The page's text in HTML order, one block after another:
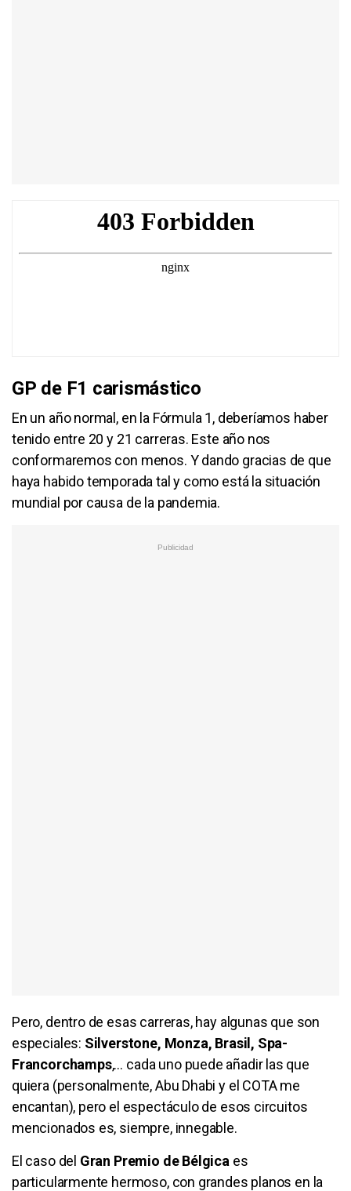
GP de F1 carismástico
En un año normal, en la Fórmula 1, deberíamos haber
tenido entre 20 y 21 carreras. Este año nos
conformaremos con menos. Y dando gracias de que
haya habido temporada tal y como está la situación
mundial por causa de la pandemia.
Pero, dentro de esas carreras, hay algunas que son
especiales: Silverstone, Monza, Brasil, Spa-
Francorchamps,… cada uno puede añadir las que
quiera (personalmente, Abu Dhabi y el COTA me
encantan), pero el espectáculo de esos circuitos
mencionados es, siempre, innegable.
El caso del Gran Premio de Bélgica es
particularmente hermoso, con grandes planos en la